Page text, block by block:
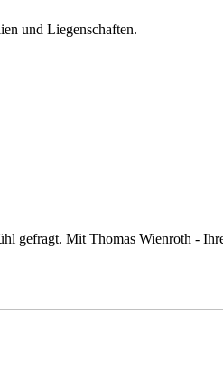
und Liegenschaften.
gefragt. Mit Thomas Wienroth -